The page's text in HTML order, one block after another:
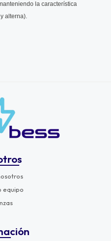
la característica
alterna).
equipo